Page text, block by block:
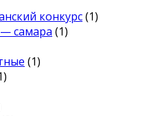
конкурс(1)
самара (1)
(1)